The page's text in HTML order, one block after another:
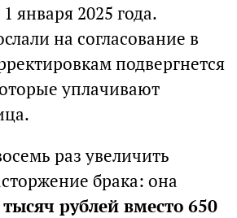
января 2025 года.
на согласование в
подвергнется
уплачивают
раз увеличить
брака: она
рублей вместо 650